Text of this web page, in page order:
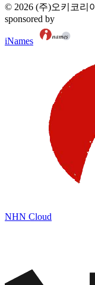
© 2026 (주)오키코리
sponsored by
iNames
NHN Cloud